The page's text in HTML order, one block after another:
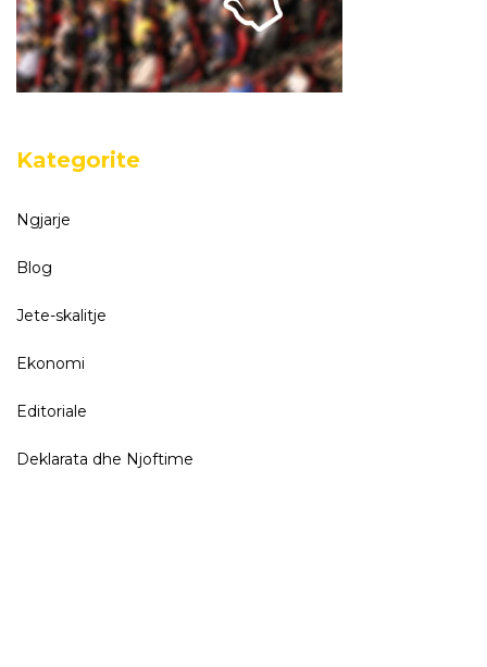
Kategorite
Ngjarje
Blog
Jete-skalitje
Ekonomi
Editoriale
Deklarata dhe Njoftime